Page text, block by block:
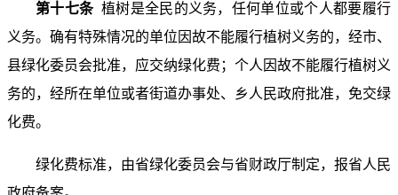
第十七条 植树是全民的义务，任何单位或个人都要履行
义务。确有特殊情况的单位因故不能履行植树义务的，经市、
县绿化委员会批准，应交纳绿化费；个人因故不能履行植树义
务的，经所在单位或者街道办事处、乡人民政府批准，免交绿
化费。
绿化费标准，由省绿化委员会与省财政厅制定，报省人民